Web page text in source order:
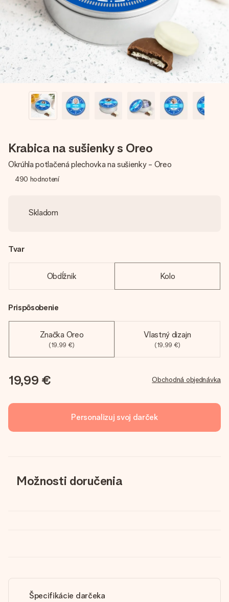
jej menom, vašou fotografiou alebo odkazom, ktorý naozaj
zahreje pri srdci. Žiadne zbytočnosti, len veľa lásky pre ten
pravý moment.
Krabica na sušienky s Oreo
Okrúhla potlačená plechovka na sušienky - Oreo
490 hodnotení
Skladom
Tvar
Obdĺžnik Kolo
Prispôsobenie
Značka Oreo
(19,99 €)
Vlastný dizajn
(19,99 €)
19,99 € Obchodná objednávka
Personalizuj svoj darček
Možnosti doručenia
Špecifikácie darčeka